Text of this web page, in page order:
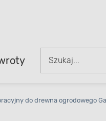
do drewna ogrodowego